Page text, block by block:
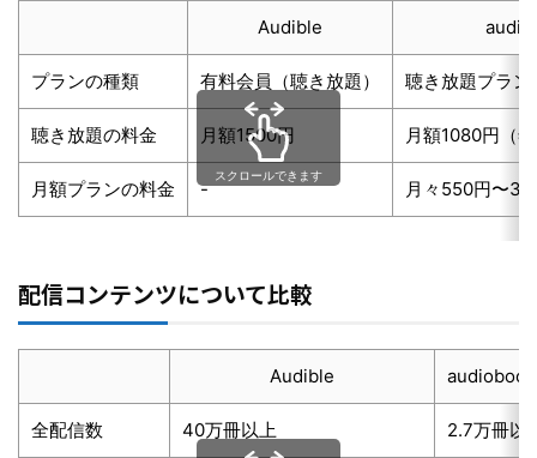
Audible
プランの種類 有料会員（聴き放題） 聴き放題プラ
聴き放題の料金 月額1500円 月額1080円（
月額プランの料金 - 月々550円〜
スクロールできます
配信コンテンツについて比較
Audible
全配信数 40万冊以上 2.7万冊以